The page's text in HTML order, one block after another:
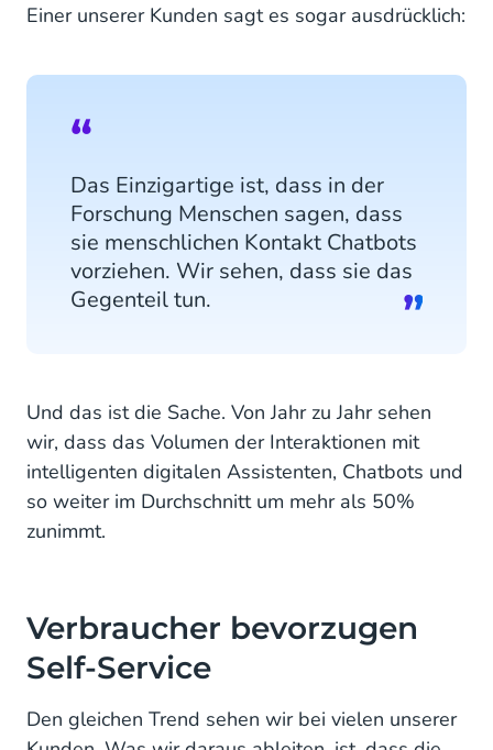
Einer unserer Kunden sagt es sogar ausdrücklich:
Das Einzigartige ist, dass in der
Forschung Menschen sagen, dass
sie menschlichen Kontakt Chatbots
vorziehen. Wir sehen, dass sie das
Gegenteil tun.
Und das ist die Sache. Von Jahr zu Jahr sehen
wir, dass das Volumen der Interaktionen mit
intelligenten digitalen Assistenten, Chatbots und
so weiter im Durchschnitt um mehr als 50%
zunimmt.
Verbraucher bevorzugen
Self-Service
Den gleichen Trend sehen wir bei vielen unserer